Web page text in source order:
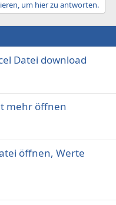
um hier zu antworten.
Datei download
mehr öffnen
öffnen, Werte